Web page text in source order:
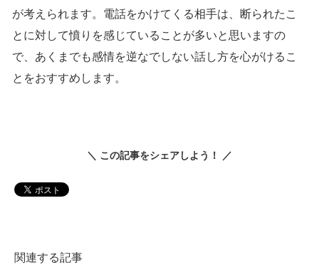
が考えられます。電話をかけてくる相手は、断られたこ
とに対して憤りを感じていることが多いと思いますの
で、あくまでも感情を逆なでしない話し方を心がけるこ
とをおすすめします。
＼ この記事をシェアしよう！ ／
関連する記事